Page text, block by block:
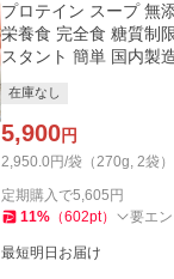
プロテイン スープ 無
栄養食 完全食 糖質制
スタント 簡単 国内製
在庫なし
5,900円
2,950.0円/袋（270g, 2袋）
定期購入で5,605 円
11% （602pt） 要エ
最短明日お届け